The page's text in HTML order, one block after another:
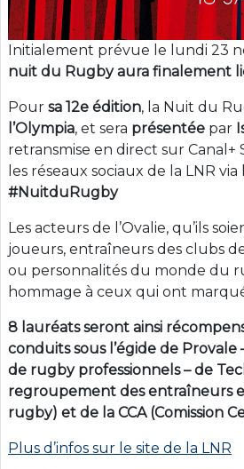
Initialement prévue le lundi 23
nuit du Rugby aura finalement
Pour sa 12e édition, la Nuit du
l’Olympia, et sera présentée par
retransmise en direct sur Canal+
les réseaux sociaux de la LNR
#NuitduRugby
Les acteurs de l’Ovalie, qu’ils
joueurs, entraîneurs des clubs
ou personnalités du monde du
hommage à ceux qui ont marqué
8 lauréats seront ainsi
conduits sous l’égide de
de rugby professionnels – de
regroupement des entraîneurs
rugby) et de la CCA (Comission
Plus d’infos sur le site de la LNR